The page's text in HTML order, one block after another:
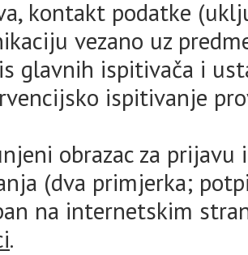
kontakt podatke
vezano uz
glavnih ispitivača i
ispitivanje
obrazac za
(dva primjerka;
na internetskim
.